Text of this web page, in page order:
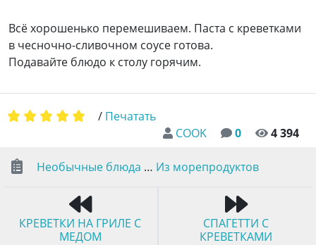
Всё хорошенько перемешиваем. Паста с креветками
в чесночно-сливочном соусе готова.
Подавайте блюдо к столу горячим.
COOK 0 4 394
/ Печатать
Необычные блюда … Из морепродуктов
КРЕВЕТКИ НА ГРИЛЕ С
МЕДОМ
СПАГЕТТИ С
КРЕВЕТКАМИ